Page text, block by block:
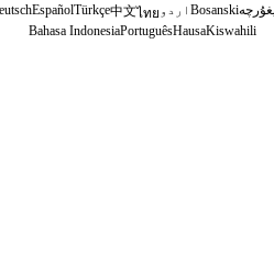
EspañolTürkçe中文ไทย اردو Bosanski
Bahasa IndonesiaPortuguêsHausaKiswahili